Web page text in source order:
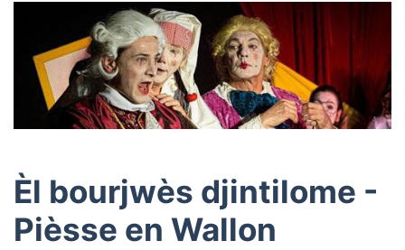
Èl bourjwès djintilome -
Pièsse en Wallon